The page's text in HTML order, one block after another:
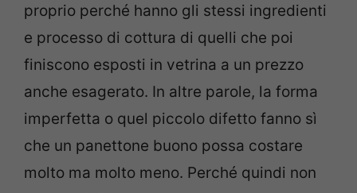
proprio perché hanno gli stessi ingredienti
e processo di cottura di quelli che poi
finiscono esposti in vetrina a un prezzo
anche esagerato. In altre parole, la forma
imperfetta o quel piccolo difetto fanno sì
che un panettone buono possa costare
molto ma molto meno. Perché quindi non